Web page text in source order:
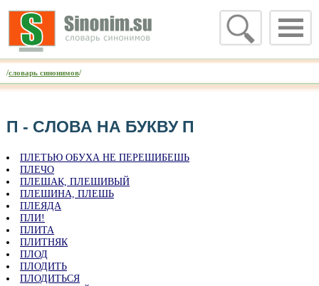
/словарь синонимов/
П - CЛОВА НА БУКВУ П
ПЛЕТЬЮ ОБУХА НЕ ПЕРЕШИБЕШЬ
ПЛЕЧО
ПЛЕШАК, ПЛЕШИВЫЙ
ПЛЕШИНА, ПЛЕШЬ
ПЛЕЯДА
ПЛИ!
ПЛИТА
ПЛИТНЯК
ПЛОД
ПЛОДИТЬ
ПЛОДИТЬСЯ